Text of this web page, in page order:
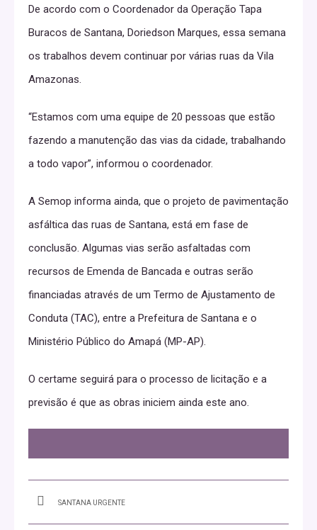
De acordo com o Coordenador da Operação Tapa
Buracos de Santana, Doriedson Marques, essa semana
os trabalhos devem continuar por várias ruas da Vila
Amazonas.
“Estamos com uma equipe de 20 pessoas que estão
fazendo a manutenção das vias da cidade, trabalhando
a todo vapor”, informou o coordenador.
A Semop informa ainda, que o projeto de pavimentação
asfáltica das ruas de Santana, está em fase de
conclusão. Algumas vias serão asfaltadas com
recursos de Emenda de Bancada e outras serão
financiadas através de um Termo de Ajustamento de
Conduta (TAC), entre a Prefeitura de Santana e o
Ministério Público do Amapá (MP-AP).
O certame seguirá para o processo de licitação e a
previsão é que as obras iniciem ainda este ano.
SANTANA URGENTE